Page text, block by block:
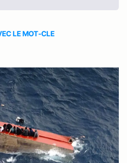
LE MOT-CLE